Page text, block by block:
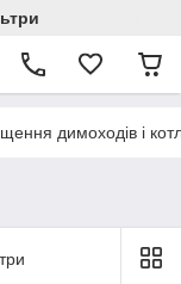
димоходів і